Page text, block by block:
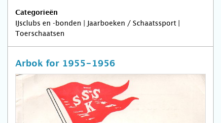
Categorieën
IJsclubs en -bonden | Jaarboeken / Schaatssport |
Toerschaatsen
Arbok for 1955-1956